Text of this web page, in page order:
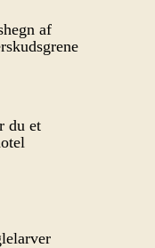
af
du et